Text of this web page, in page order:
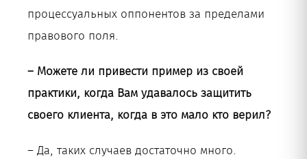
процессуальных оппонентов за пределами
правового поля.
– Можете ли привести пример из своей
практики, когда Вам удавалось защитить
своего клиента, когда в это мало кто верил?
– Да, таких случаев достаточно много.